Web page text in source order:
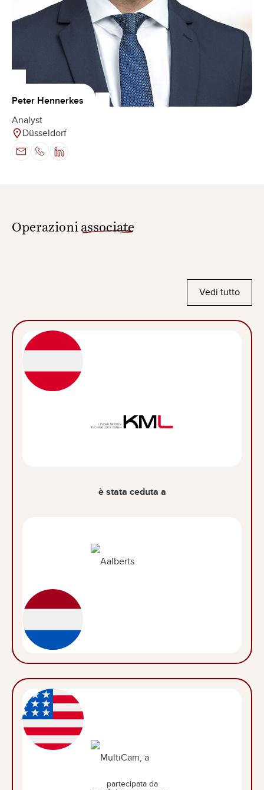
Peter Hennerkes
Analyst
Düsseldorf
Operazioni associate
Vedi tutto
è stata ceduta a
partecipata da